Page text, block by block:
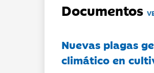
Documentos
Nuevas plagas
climático en